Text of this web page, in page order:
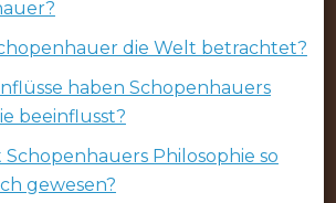
die Welt betrachtet?
haben Schopenhauers
beeinflusst?
Schopenhauers Philosophie so
gewesen?